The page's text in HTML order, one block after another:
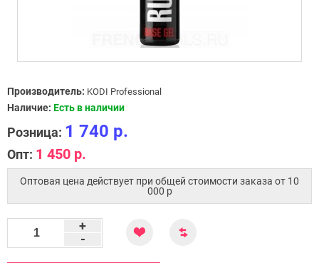
Производитель: KODI Professional
Наличие: Есть в наличии
Розница: 1 740 р.
Опт: 1 450 р.
Оптовая цена действует при общей стоимости заказа от 10
000 p
-
+